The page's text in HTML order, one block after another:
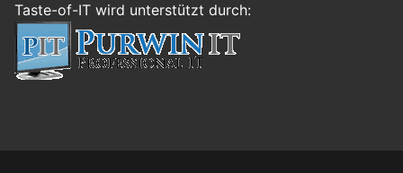
Taste-of-IT wird unterstützt durch: